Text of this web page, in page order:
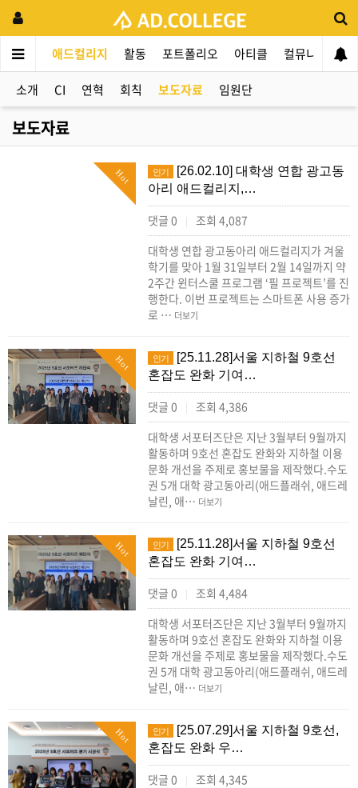
애드컬리지 활동 포트폴리오 아티클 컬뮤니티
소개 CI 연혁 회칙 보도자료 임원단
보도자료
Hot 인기
[26.02.10] 대학생 연합 광고동
아리 애드컬리지,…
댓글 0 |
조회 4,087
대학생 연합 광고동아리 애드컬리지가 겨울
학기를 맞아 1월 31일부터 2월 14일까지 약
2주간 윈터스쿨 프로그램 ‘필 프로젝트’를 진
행한다. 이번 프로젝트는 스마트폰 사용 증가
로 … 더보기
Hot 인기
[25.11.28]서울 지하철 9호선
혼잡도 완화 기여…
댓글 0 |
조회 4,386
대학생 서포터즈단은 지난 3월부터 9월까지
활동하며 9호선 혼잡도 완화와 지하철 이용
문화 개선을 주제로 홍보물을 제작했다.수도
권 5개 대학 광고동아리(애드플래쉬, 애드레
날린, 애… 더보기
Hot 인기
[25.11.28]서울 지하철 9호선
혼잡도 완화 기여…
댓글 0 |
조회 4,484
대학생 서포터즈단은 지난 3월부터 9월까지
활동하며 9호선 혼잡도 완화와 지하철 이용
문화 개선을 주제로 홍보물을 제작했다.수도
권 5개 대학 광고동아리(애드플래쉬, 애드레
날린, 애… 더보기
Hot 인기
[25.07.29]서울 지하철 9호선,
혼잡도 완화 우…
댓글 0 |
조회 4,345